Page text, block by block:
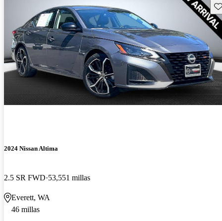
2024 Nissan Altima
2.5 SR FWD 53,551 millas
Everett, WA
46 millas